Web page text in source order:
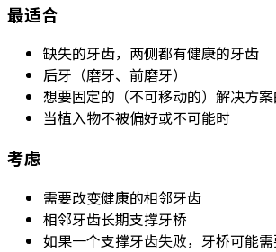
最适合
缺失的牙齿，两侧都有健康的牙齿
后牙（磨牙、前磨牙）
想要固定的（不可移动的）解决方
当植入物不被偏好或不可能时
考虑
需要改变健康的相邻牙齿
相邻牙齿长期支撑牙桥
如果一个支撑牙齿失败，牙桥可能